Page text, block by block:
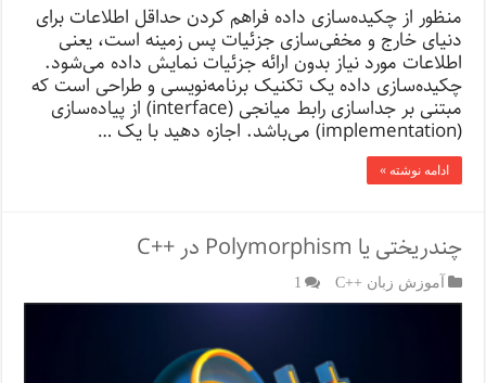
منظور از چکیده‌سازی داده فراهم کردن حداقل اطلاعات برای
دنیای خارج و مخفی‌سازی جزئیات پس زمینه است، یعنی
اطلاعات مورد نیاز بدون ارائه جزئیات نمایش داده می‌شود.
چکیده‌سازی داده یک تکنیک برنامه‌نویسی و طراحی است که
مبتنی بر جداسازی رابط میانجی (interface) از پیاده‌سازی
(implementation) می‌باشد. اجازه دهید با یک …
ادامه نوشته »
چندریختی یا Polymorphism در ++C
آموزش زبان ++C 1